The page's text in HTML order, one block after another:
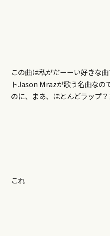
この曲は私がだーーい好きな
トJason Mrazが歌う名曲なの
のに、まあ、ほとんどラップ？
これ